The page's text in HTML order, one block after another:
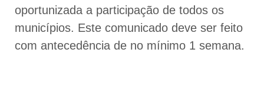
oportunizada a participação de todos os
municípios. Este comunicado deve ser feito
com antecedência de no mínimo 1 semana.